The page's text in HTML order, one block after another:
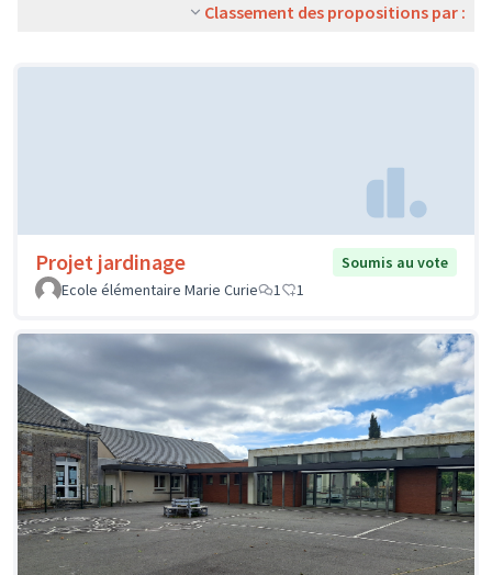
Classement des propositions par :
Projet jardinage
Soumis au vote
Ecole élémentaire Marie Curie
1 1